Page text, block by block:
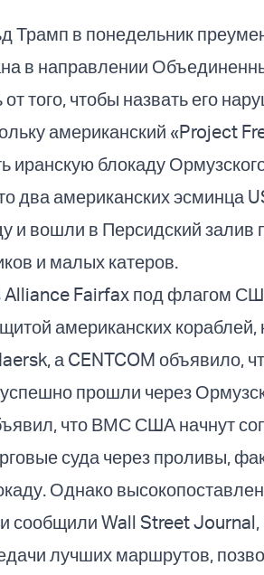
Трамп в понедельник
в направлении
того, чтобы назвать его
американский «Project
иранскую блокаду
два американских эсминца
и вошли в Персидский залив
и малых катеров.
Alliance Fairfax под флагом
американских кораблей,
а CENTCOM объявило,
прошли через
что ВМС США начнут
суда через проливы,
Однако
сообщили Wall Street Journal,
лучших маршрутов,